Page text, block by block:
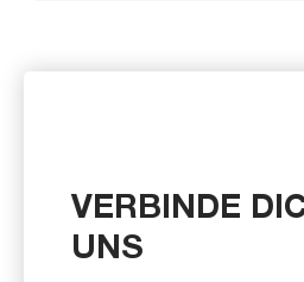
VERBINDE
UNS